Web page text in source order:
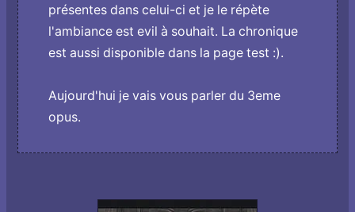
présentes dans celui-ci et je le répète
l'ambiance est evil à souhait. La chronique
est aussi disponible dans la page test :).
Aujourd'hui je vais vous parler du 3eme
opus.